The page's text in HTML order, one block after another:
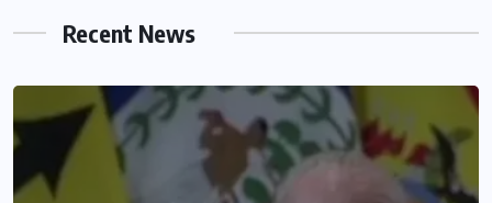
Recent News